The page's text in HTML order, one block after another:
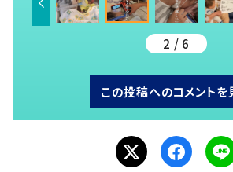
2 / 6
この投稿へのコメントを